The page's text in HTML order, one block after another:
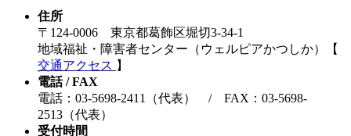
住所
〒124-0006 東京都葛飾区堀切3-34-1
地域福祉・障害者センター（ウェルピアかつしか）【
交通アクセス 】
電話 / FAX
電話：03-5698-2411（代表） / FAX：03-5698-
2513（代表）
受付時間